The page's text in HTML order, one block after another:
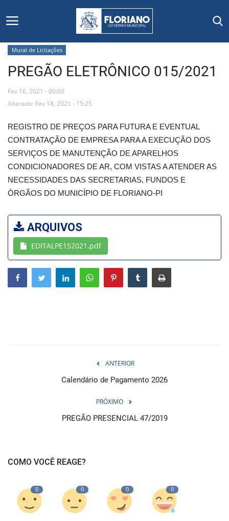
Início
Editais
Floriano
Secretarias e Órgãos
Vídeos
Webmail
Contato
Mural de Licitações
PREGÃO ELETRÔNICO 015/2021
Fev 16, 2021 - 00:00
Alterado: Fev 18, 2021 - 15:25
REGISTRO DE PREÇOS PARA FUTURA E EVENTUAL
CONTRATAÇÃO DE EMPRESA PARA A EXECUÇÃO DOS
SERVIÇOS DE MANUTENÇÃO DE APARELHOS
CONDICIONADORES DE AR, COM VISTAS A ATENDER AS
NECESSIDADES DAS SECRETARIAS, FUNDOS E
ÓRGÃOS DO MUNICÍPIO DE FLORIANO-PI
ARQUIVOS
EDITALPE152021.pdf
ANTERIOR
Calendário de Pagamento 2026
PRÓXIMO
PREGÃO PRESENCIAL 47/2019
COMO VOCÊ REAGE?
0 0 0 0